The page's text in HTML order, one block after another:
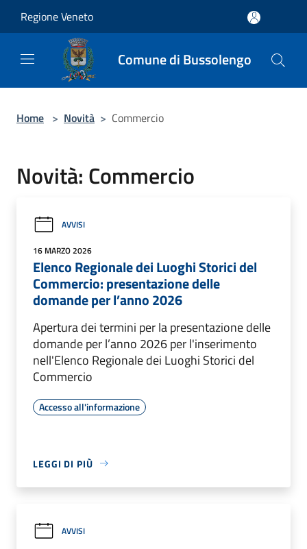
Regione Veneto
Comune di Bussolengo
Home > Novità > Commercio
Novità: Commercio
AVVISI
16 MARZO 2026
Elenco Regionale dei Luoghi Storici del
Commercio: presentazione delle
domande per l’anno 2026
Apertura dei termini per la presentazione delle
domande per l’anno 2026 per l'inserimento
nell'Elenco Regionale dei Luoghi Storici del
Commercio
Accesso all'informazione
LEGGI DI PIÙ
AVVISI